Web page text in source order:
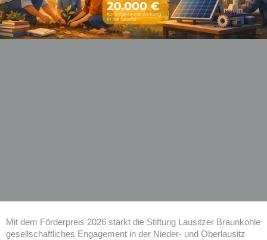
Mit dem Förderpreis 2026 stärkt die Stiftung Lausitzer Braunkohle
gesellschaftliches Engagement in der Nieder- und Oberlausitz